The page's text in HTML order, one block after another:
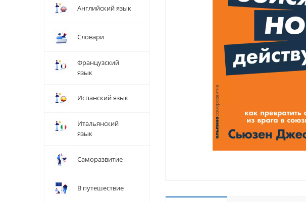
Английский язык
Словари
Французский
язык
Испанский язык
Итальянский
язык
Саморазвитие
В путешествие